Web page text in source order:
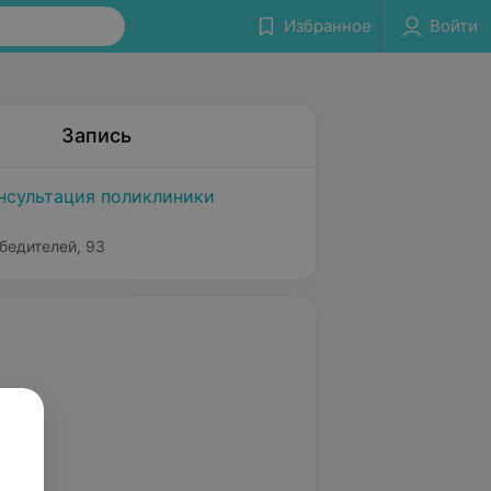
Избранное Войти
Запись
поликлиники
93